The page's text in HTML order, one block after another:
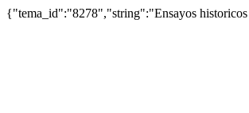
{"tema_id":"8278","string":"Ensayos